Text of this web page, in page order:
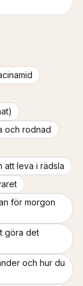
och rodnad
att leva i rädsla
för morgon
göra det
och hur du